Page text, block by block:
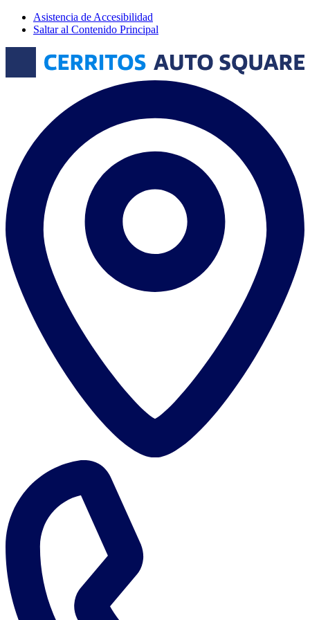
Asistencia de Accesibilidad
Saltar al Contenido Principal